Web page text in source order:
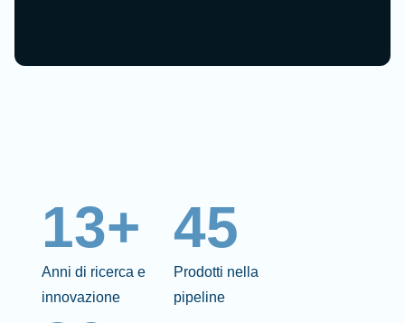
13+
Anni di ricerca e
innovazione
45
Prodotti nella
pipeline